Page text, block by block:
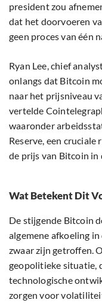
president zou
dat het doorvoeren
geen proces van één
Ryan Lee, chief
onlangs dat Bitcoin
naar het prijsniveau
vertelde
waaronder
Reserve, een
de prijs van Bitcoin in
Wat Betekent Dit
De stijgende Bitcoin
algemene afkoeling
zwaar zijn getroffen.
geopolitieke situatie,
technologische
zorgen voor